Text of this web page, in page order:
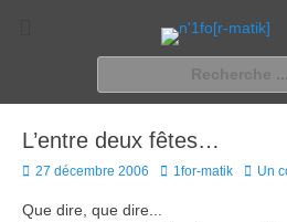
Pour les nymphos d'infos en info…
L’entre deux fêtes…
Posted
27 décembre 2006 Author
1for-matik Un
Que dire, que dire...